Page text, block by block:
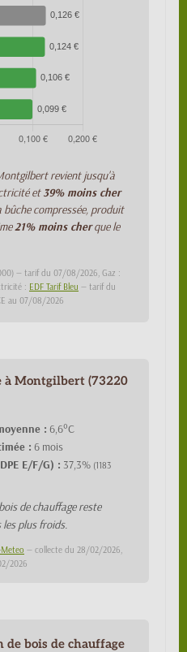
revient jusqu'à
et39% moins cher
compressée, produit
21% moins cherque le
— tarif du 07/08/2026, Gaz :
: EDF Tarif Bleu — tarif du
au 07/08/2026
à Montgilbert (73220
: 6,6°C
: 6 mois
E/F/G) : 37,3% (1183
de chauffage reste
les plus froids.
— collecte du 28/02/2026,
2026
bois de chauffage